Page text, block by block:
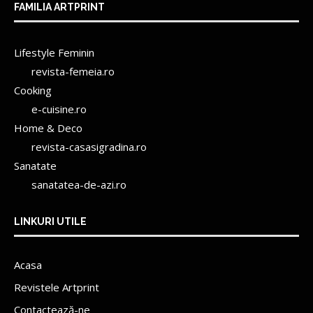
FAMILIA ARTPRINT
Lifestyle Feminin
revista-femeia.ro
Cooking
e-cuisine.ro
Home & Deco
revista-casasigradina.ro
Sanatate
sanatatea-de-azi.ro
LINKURI UTILE
Acasa
Revistele Artprint
Contactează-ne